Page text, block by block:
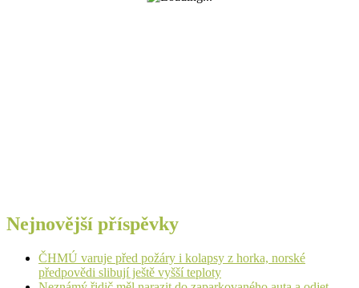
Nejnovější příspěvky
ČHMÚ varuje před požáry i kolapsy z horka, norské
předpovědi slibují ještě vyšší teploty